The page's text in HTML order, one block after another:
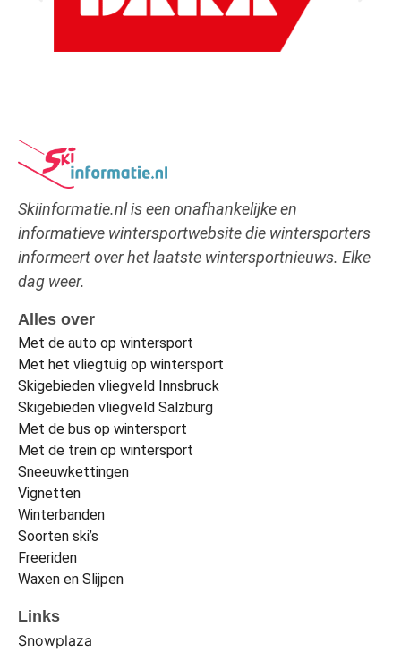
Skiinformatie.nl is een onafhankelijke en
informatieve wintersportwebsite die wintersporters
informeert over het laatste wintersportnieuws. Elke
dag weer.
Alles over
Met de auto op wintersport
Met het vliegtuig op wintersport
Skigebieden vliegveld Innsbruck
Skigebieden vliegveld Salzburg
Met de bus op wintersport
Met de trein op wintersport
Sneeuwkettingen
Vignetten
Winterbanden
Soorten ski’s
Freeriden
Waxen en Slijpen
Links
Snowplaza